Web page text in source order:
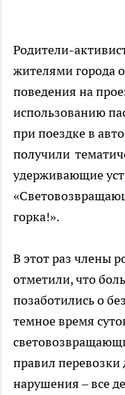
Родители-
жителями города
поведения на
использованию
при поездке в
получили
удерживающие
горка!».
В этот раз члены
отметили, что
позаботились о
темное время
правил перевозки
нарушения – все